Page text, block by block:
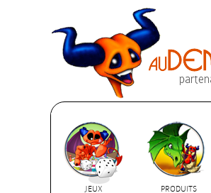
JEUX
PRODUITS